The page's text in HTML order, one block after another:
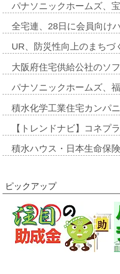
パナソニックホームズ、
全宅連、28日に会員向け
UR、防災性向上のまち
大阪府住宅供給公社のソ
パナソニックホームズ、
積水化学工業住宅カンパ
【トレンドナビ】コネ
積水ハウス・日本生命保
ピックアップ